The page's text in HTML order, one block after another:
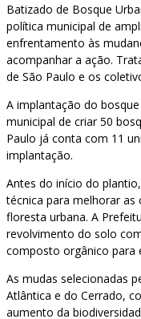
Batizado de Bosque
política municipal de
enfrentamento às
acompanhar a ação.
de São Paulo e os
A implantação do
municipal de criar 50
Paulo já conta com 11
implantação.
Antes do início do
técnica para melhorar
floresta urbana. A
revolvimento do solo
composto orgânico para
As mudas selecionadas
Atlântica e do Cerrado,
aumento da